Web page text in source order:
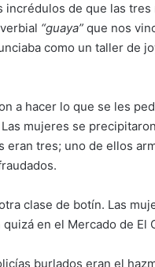
incrédulos de que las
“guaya” que nos
como un taller de
a hacer lo que se les
mujeres se
eran tres; uno de ellos
clase de botín. Las
en el Mercado de El
burlados eran el